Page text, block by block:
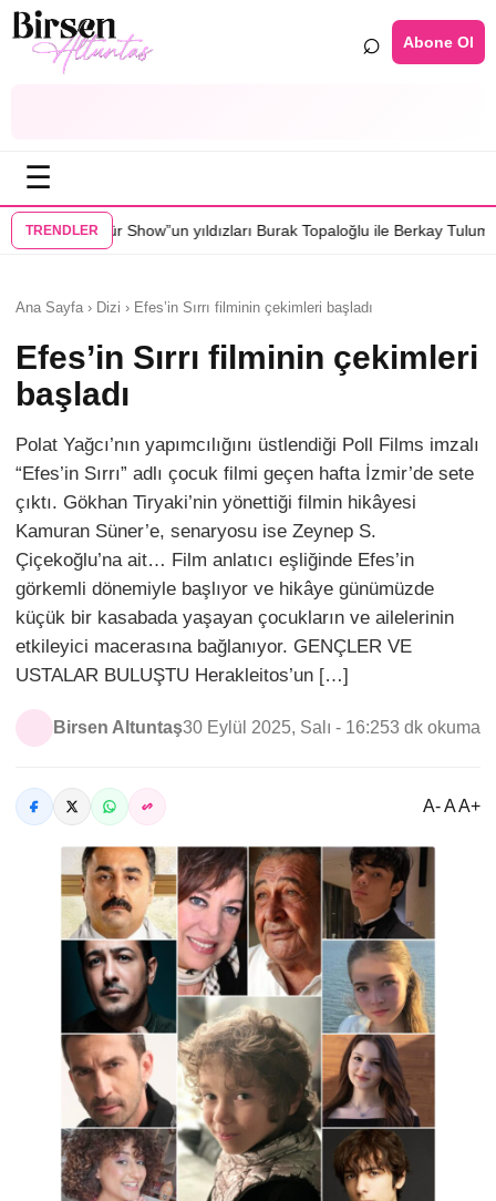
⌕ Abone Ol
☰
TRENDLER
yıldızları Burak Topaloğlu ile Berkay Tulumbacı “Ecünni” filminde
Ana Sayfa › Dizi › Efes’in Sırrı filminin çekimleri başladı
Efes’in Sırrı filminin çekimleri
başladı
Polat Yağcı’nın yapımcılığını üstlendiği Poll Films imzalı
“Efes’in Sırrı” adlı çocuk filmi geçen hafta İzmir’de sete
çıktı. Gökhan Tiryaki’nin yönettiği filmin hikâyesi
Kamuran Süner’e, senaryosu ise Zeynep S.
Çiçekoğlu’na ait… Film anlatıcı eşliğinde Efes’in
görkemli dönemiyle başlıyor ve hikâye günümüzde
küçük bir kasabada yaşayan çocukların ve ailelerinin
etkileyici macerasına bağlanıyor. GENÇLER VE
USTALAR BULUŞTU Herakleitos’un […]
Birsen Altuntaş30 Eylül 2025, Salı - 16:253 dk okuma
A- A A+